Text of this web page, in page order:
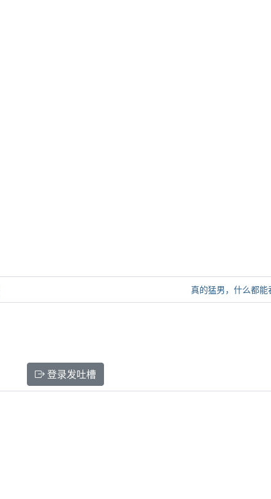
真的猛男，什么都能
登录发吐槽